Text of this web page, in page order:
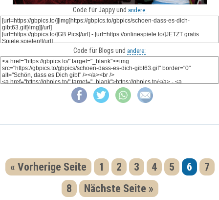
Code für Jappy und andere:
Code für Blogs und andere:
« Vorherige Seite 1 2 3 4 5 6
7
8
Nächste Seite »